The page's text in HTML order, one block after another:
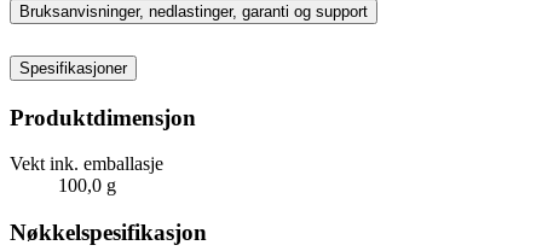
Bruksanvisninger, nedlastinger, garanti og support
Spesifikasjoner
Produktdimensjon
Vekt ink. emballasje
100,0 g
Nøkkelspesifikasjon